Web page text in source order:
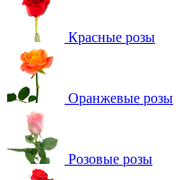
Красные розы
Оранжевые розы
Розовые розы